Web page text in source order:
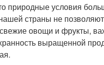
природные условия
страны не
свежие овощи и фрукты,
выращенной